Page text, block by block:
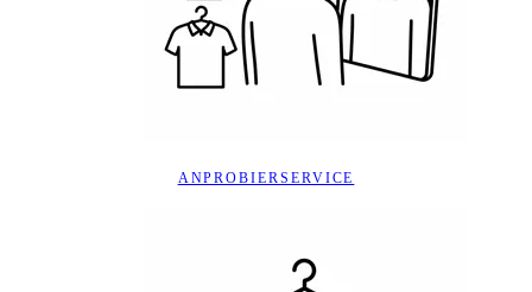
ANPROBIERSERVICE